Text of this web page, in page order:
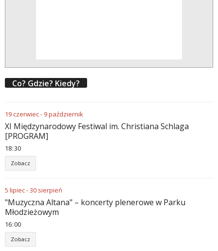
Co? Gdzie? Kiedy?
19czerwiec- 9październik
XI Międzynarodowy Festiwal im. Christiana Schlaga
[PROGRAM]
18:30
Zobacz
5 lipiec-30 sierpień
"Muzyczna Altana" – koncerty plenerowe w Parku
Młodzieżowym
16:00
Zobacz